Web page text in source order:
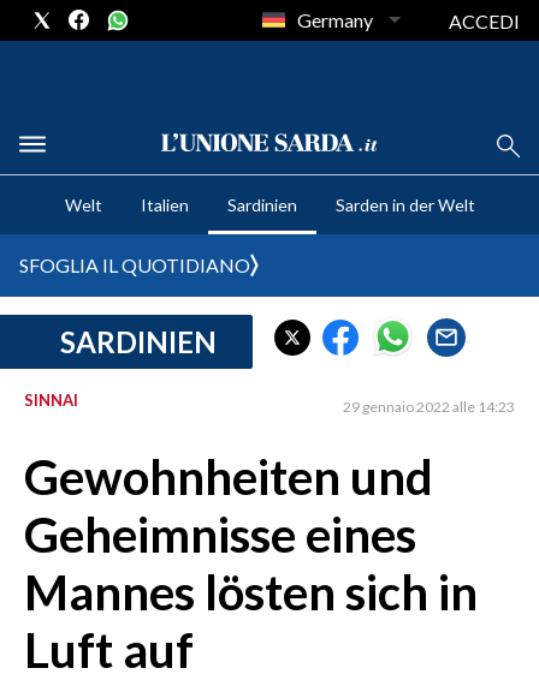
CRONACA SARDEGNA
CAGLIARI
SULCIS IGLESIENTE
MEDIO CAMPIDANO
ORISTANO E PROVINCIA
SASSARI E PROVINCIA
NUORO E PROVINCIA
OGLIASTRA
AGENDA
CRONACA
ITALIA
MONDO
Germany ACCEDI
Welt Italien Sardinien Sarden in der Welt
SFOGLIA IL QUOTIDIANO
SARDINIEN
SINNAI 29 gennaio 2022 alle 14:23
Gewohnheiten und
Geheimnisse eines
Mannes lösten sich in
Luft auf